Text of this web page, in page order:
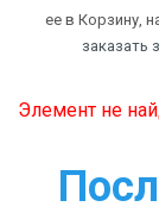
ее в Корзину,
заказать
Элемент не